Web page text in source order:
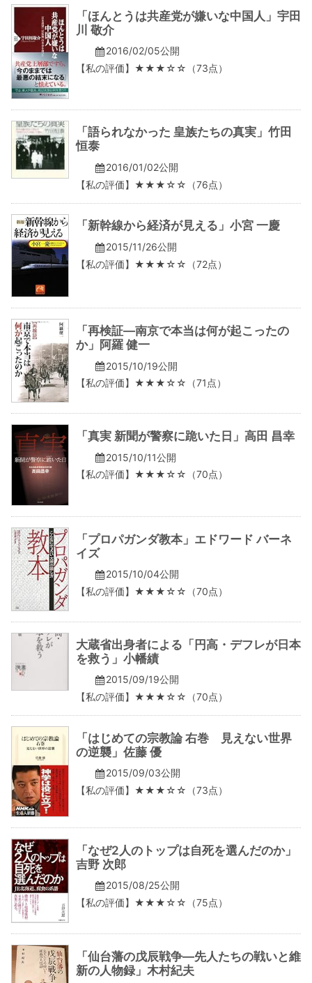
「ほんとうは共産党が嫌いな中国人」宇田
川 敬介
2016/02/05公開
【私の評価】★★★☆☆（73点）
「語られなかった 皇族たちの真実」竹田
恒泰
2016/01/02公開
【私の評価】★★★☆☆（76点）
「新幹線から経済が見える」小宮 一慶
2015/11/26公開
【私の評価】★★★☆☆（72点）
「再検証―南京で本当は何が起こったの
か」阿羅 健一
2015/10/19公開
【私の評価】★★★☆☆（71点）
「真実 新聞が警察に跪いた日」高田 昌幸
2015/10/11公開
【私の評価】★★★☆☆（70点）
「プロパガンダ教本」エドワード バーネ
イズ
2015/10/04公開
【私の評価】★★★☆☆（70点）
大蔵省出身者による「円高・デフレが日本
を救う」小幡績
2015/09/19公開
【私の評価】★★★☆☆（70点）
「はじめての宗教論 右巻 見えない世界
の逆襲」佐藤 優
2015/09/03公開
【私の評価】★★★☆☆（73点）
「なぜ2人のトップは自死を選んだのか」
吉野 次郎
2015/08/25公開
【私の評価】★★★☆☆（75点）
「仙台藩の戊辰戦争―先人たちの戦いと維
新の人物録」木村紀夫